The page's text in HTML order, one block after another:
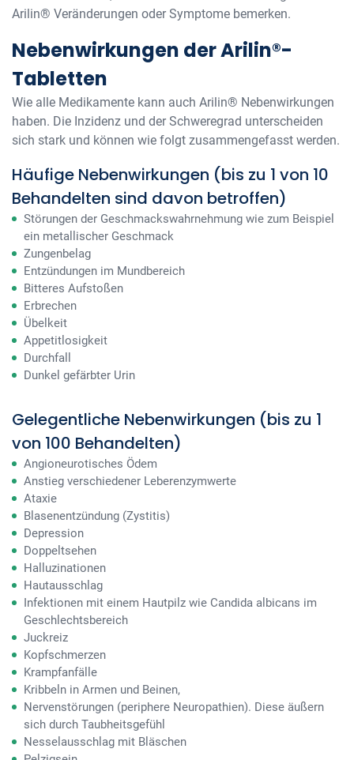
Arilin® Veränderungen oder Symptome bemerken.
Nebenwirkungen der Arilin®-
Tabletten
Wie alle Medikamente kann auch Arilin® Nebenwirkungen
haben. Die Inzidenz und der Schweregrad unterscheiden
sich stark und können wie folgt zusammengefasst werden.
Häufige Nebenwirkungen (bis zu 1 von 10
Behandelten sind davon betroffen)
Störungen der Geschmackswahrnehmung wie zum Beispiel
ein metallischer Geschmack
Zungenbelag
Entzündungen im Mundbereich
Bitteres Aufstoßen
Erbrechen
Übelkeit
Appetitlosigkeit
Durchfall
Dunkel gefärbter Urin
Gelegentliche Nebenwirkungen (bis zu 1
von 100 Behandelten)
Angioneurotisches Ödem
Anstieg verschiedener Leberenzymwerte
Ataxie
Blasenentzündung (Zystitis)
Depression
Doppeltsehen
Halluzinationen
Hautausschlag
Infektionen mit einem Hautpilz wie Candida albicans im
Geschlechtsbereich
Juckreiz
Kopfschmerzen
Krampfanfälle
Kribbeln in Armen und Beinen,
Nervenstörungen (periphere Neuropathien). Diese äußern
sich durch Taubheitsgefühl
Nesselausschlag mit Bläschen